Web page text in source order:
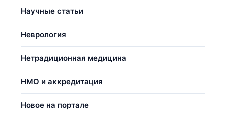
Научные статьи
Неврология
Нетрадиционная медицина
НМО и аккредитация
Новое на портале